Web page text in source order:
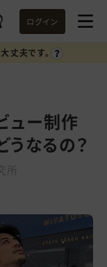
ログイン
丈夫です。
ュー制作
うなるの？
所